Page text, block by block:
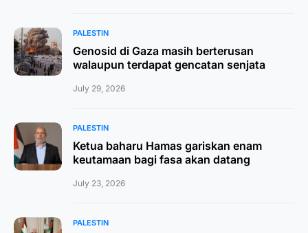
PALESTIN
Genosid di Gaza masih berterusan
walaupun terdapat gencatan senjata
July 29, 2026
PALESTIN
Ketua baharu Hamas gariskan enam
keutamaan bagi fasa akan datang
July 23, 2026
PALESTIN